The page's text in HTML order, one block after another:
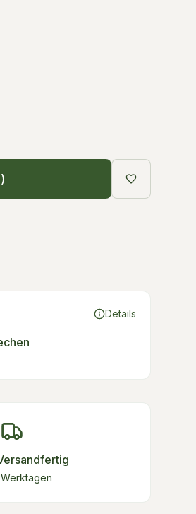
)
Details